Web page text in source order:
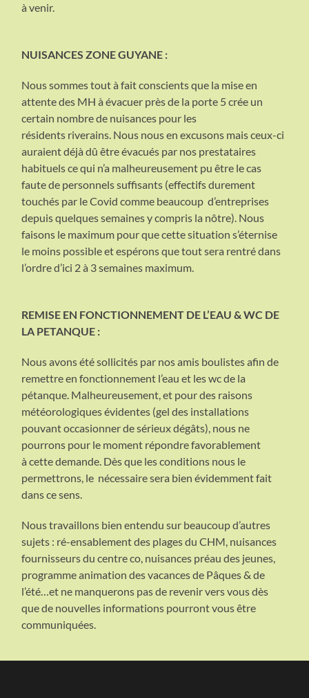
à venir.
NUISANCES ZONE GUYANE :
Nous sommes tout à fait conscients que la mise en
attente des MH à évacuer près de la porte 5 crée un
certain nombre de nuisances pour les
résidents riverains. Nous nous en excusons mais ceux-ci
auraient déjà dû être évacués par nos prestataires
habituels ce qui n’a malheureusement pu être le cas
faute de personnels suffisants (effectifs durement
touchés par le Covid comme beaucoup d’entreprises
depuis quelques semaines y compris la nôtre). Nous
faisons le maximum pour que cette situation s’éternise
le moins possible et espérons que tout sera rentré dans
l’ordre d’ici 2 à 3 semaines maximum.
REMISE EN FONCTIONNEMENT DE L’EAU & WC DE
LA PETANQUE :
Nous avons été sollicités par nos amis boulistes afin de
remettre en fonctionnement l’eau et les wc de la
pétanque. Malheureusement, et pour des raisons
météorologiques évidentes (gel des installations
pouvant occasionner de sérieux dégâts), nous ne
pourrons pour le moment répondre favorablement
à cette demande. Dès que les conditions nous le
permettrons, le nécessaire sera bien évidemment fait
dans ce sens.
Nous travaillons bien entendu sur beaucoup d’autres
sujets : ré-ensablement des plages du CHM, nuisances
fournisseurs du centre co, nuisances préau des jeunes,
programme animation des vacances de Pâques & de
l’été…et ne manquerons pas de revenir vers vous dès
que de nouvelles informations pourront vous être
communiquées.